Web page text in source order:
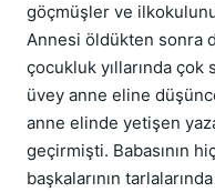
göçmüşler ve
Annesi öldükten sonra
çocukluk yıllarında çok
üvey anne eline
anne elinde yetişen
geçirmişti. Babasının
başkalarının